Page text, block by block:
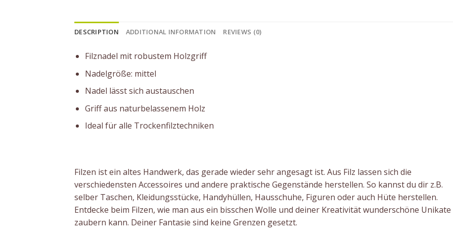
DESCRIPTION ADDITIONAL INFORMATION REVIEWS (0)
Filznadel mit robustem Holzgriff
Nadelgröße: mittel
Nadel lässt sich austauschen
Griff aus naturbelassenem Holz
Ideal für alle Trockenfilztechniken
Filzen ist ein altes Handwerk, das gerade wieder sehr angesagt ist. Aus Filz lassen sich die
verschiedensten Accessoires und andere praktische Gegenstände herstellen. So kannst du dir z.B.
selber Taschen, Kleidungsstücke, Handyhüllen, Hausschuhe, Figuren oder auch Hüte herstellen.
Entdecke beim Filzen, wie man aus ein bisschen Wolle und deiner Kreativität wunderschöne Unikate
zaubern kann. Deiner Fantasie sind keine Grenzen gesetzt.